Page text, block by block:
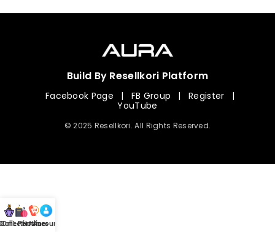
Build By Resellkori Platform
Facebook Page | FB Group | Register
|
YouTube
© 2025 Resellkori. All Rights Reserved.
mL Perfumes
Hotline
Account